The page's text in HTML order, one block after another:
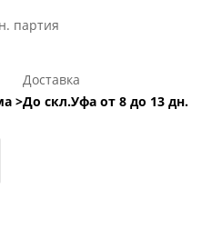
партия
>
Доставка
До скл.Уфа от 8 до 13 дн.